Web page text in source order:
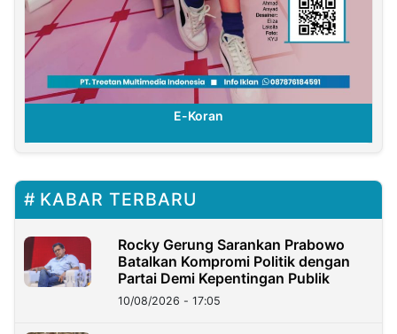
E-Koran
KABAR TERBARU
Rocky Gerung Sarankan Prabowo
Batalkan Kompromi Politik dengan
Partai Demi Kepentingan Publik
10/08/2026 - 17:05